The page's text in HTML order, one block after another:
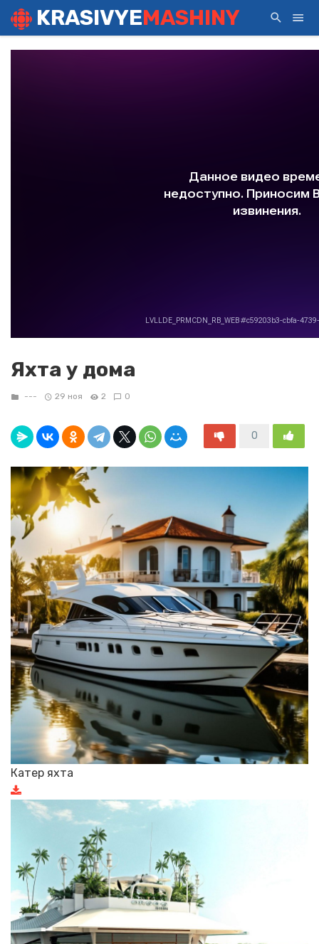
KRASIVYEMASHINY
Яхта у дома
--- 29 ноя 2 0
0
Катер яхта